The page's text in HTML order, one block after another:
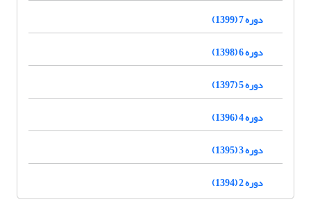
دوره 7 (1399)
دوره 6 (1398)
دوره 5 (1397)
دوره 4 (1396)
دوره 3 (1395)
دوره 2 (1394)